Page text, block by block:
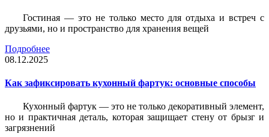
Гостиная — это не только место для отдыха и встреч с
друзьями, но и пространство для хранения вещей
Подробнее
08.12.2025
Как зафиксировать кухонный фартук: основные способы
Кухонный фартук — это не только декоративный элемент,
но и практичная деталь, которая защищает стену от брызг и
загрязнений